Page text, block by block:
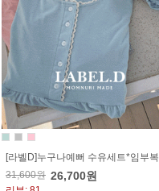
[라벨D]누구나예뻐 수유세트*임부복
31,600원 26,700원